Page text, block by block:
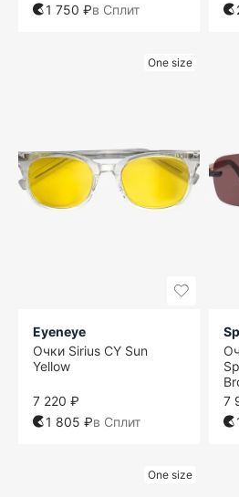
1 750 ₽в Сплит
One size
Eyeneye
Очки Sirius CY Sun
Yellow
7 220 ₽
1 805 ₽в Сплит
7
One size